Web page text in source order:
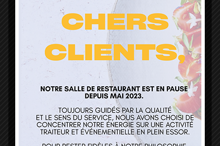
L’Atelier de Guillaume
1 Lieu Dit Sur Les Prés
68160 Sainte Marie Aux Mines
contact@atelierdeguillaume.fr